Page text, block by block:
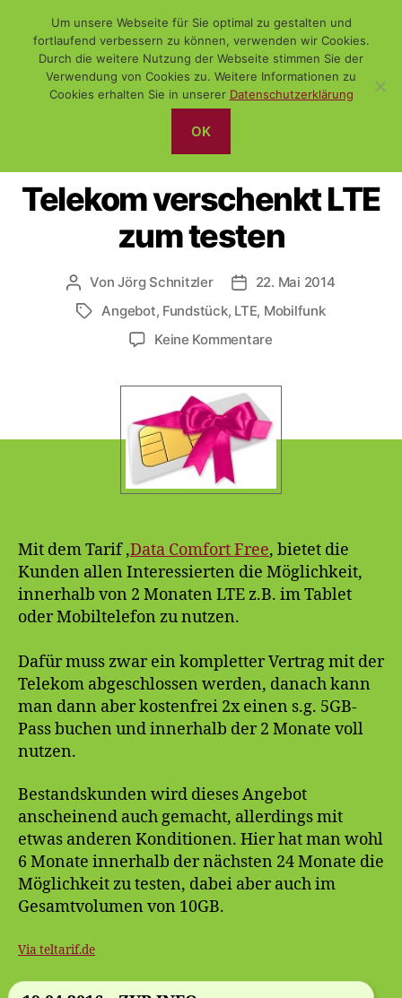
WiSch
Kategorien
ALLGEMEIN FUNDSTÜCK
Telekom verschenkt LTE
zum testen
Beitragsautor
VonJörg Schnitzler Veröffentlichungsdatum
22. Mai 2014
Schlagwörter
Angebot, Fundstück, LTE, Mobilfunk
Keine Kommentarezu
zum
testen
Mit dem Tarif ‚Data Comfort Free‚ bietet die
Kunden allen Interessierten die Möglichkeit,
innerhalb von 2 Monaten LTE z.B. im Tablet
oder Mobiltelefon zu nutzen.
Dafür muss zwar ein kompletter Vertrag mit der
Telekom abgeschlossen werden, danach kann
man dann aber kostenfrei 2x einen s.g. 5GB-
Pass buchen und innerhalb der 2 Monate voll
nutzen.
Bestandskunden wird dieses Angebot
anscheinend auch gemacht, allerdings mit
etwas anderen Konditionen. Hier hat man wohl
6 Monate innerhalb der nächsten 24 Monate die
Möglichkeit zu testen, dabei aber auch im
Gesamtvolumen von 10GB.
Via teltarif.de
Um unsere Webseite für Sie optimal zu gestalten und
fortlaufend verbessern zu können, verwenden wir Cookies.
Durch die weitere Nutzung der Webseite stimmen Sie der
Verwendung von Cookies zu. Weitere Informationen zu
Cookies erhalten Sie in unserer Datenschutzerklärung
OK